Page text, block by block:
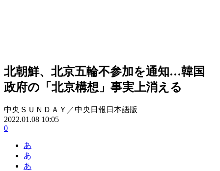
北朝鮮、北京五輪不参加を通知…韓国
政府の「北京構想」事実上消える
中央ＳＵＮＤＡＹ／中央日報日本語版
2022.01.08 10:05
0
あ
あ
あ